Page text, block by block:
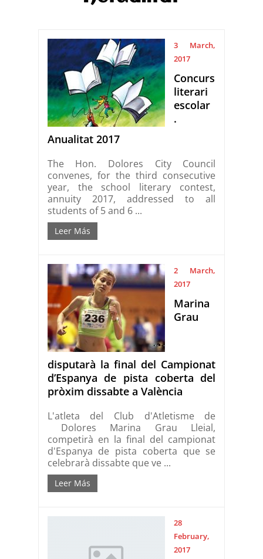
3 March,
2017
Concurs
literari
escolar
.
Anualitat 2017
The Hon. Dolores City Council
convenes, for the third consecutive
year, the school literary contest,
annuity 2017, addressed to all
students of 5 and 6 ...
Leer Más
2 March,
2017
Marina
Grau
disputarà la final del Campionat
d’Espanya de pista coberta del
pròxim dissabte a València
L'atleta del Club d'Atletisme de
Dolores Marina Grau Lleial,
competirà en la final del campionat
d'Espanya de pista coberta que se
celebrarà dissabte que ve ...
Leer Más
28
February,
2017